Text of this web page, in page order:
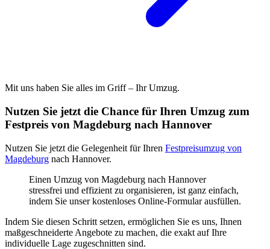
Mit uns haben Sie alles im Griff – Ihr Umzug.
Nutzen Sie jetzt die Chance für Ihren Umzug zum
Festpreis von Magdeburg nach Hannover
Nutzen Sie jetzt die Gelegenheit für Ihren Festpreisumzug von
Magdeburg nach Hannover.
Einen Umzug von Magdeburg nach Hannover
stressfrei und effizient zu organisieren, ist ganz einfach,
indem Sie unser kostenloses Online-Formular ausfüllen.
Indem Sie diesen Schritt setzen, ermöglichen Sie es uns, Ihnen
maßgeschneiderte Angebote zu machen, die exakt auf Ihre
individuelle Lage zugeschnitten sind.